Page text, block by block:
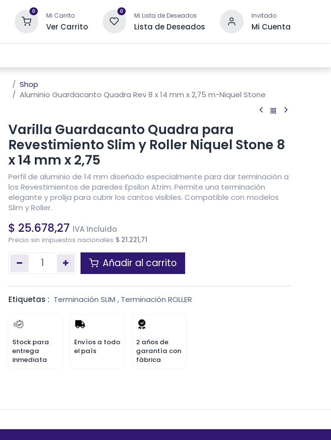
0 Mi Carrito
Ver Carrito
0 Mi Lista de Deseados
Lista de Deseados
Invitado
Mi Cuenta
Shop
Aluminio Guardacanto Quadra Rev 8 x 14 mm x 2,75 m-Niquel Stone
Varilla Guardacanto Quadra para
Revestimiento Slim y Roller Niquel Stone 8
x 14 mm x 2,75
Perfil de aluminio de 14 mm diseñado especialmente para dar terminación a
los Revestimientos de paredes Epsilon Atrim. Permite una terminación
elegante y prolija para cubrir los cantos visibles. Compatible con modelos
Slim y Roller.
$ 25.678,27 IVA Incluido
Precio sin impuestos nacionales $ 21.221,71
Añadir al carrito
Etiquetas : Terminación SLIM , Terminación ROLLER
Stock para
entrega
inmediata
Envíos a todo
el país
2 años de
garantía con
fábrica